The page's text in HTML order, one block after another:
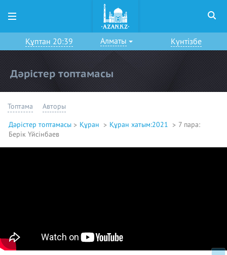
Құптан 20:39 Алматы Күнтізбе
Дәрістер топтамасы
Топтама Авторы
Дәрістер топтамасы Құран Құран хатым:2021
7 пара:
Берік Үйсінбаев